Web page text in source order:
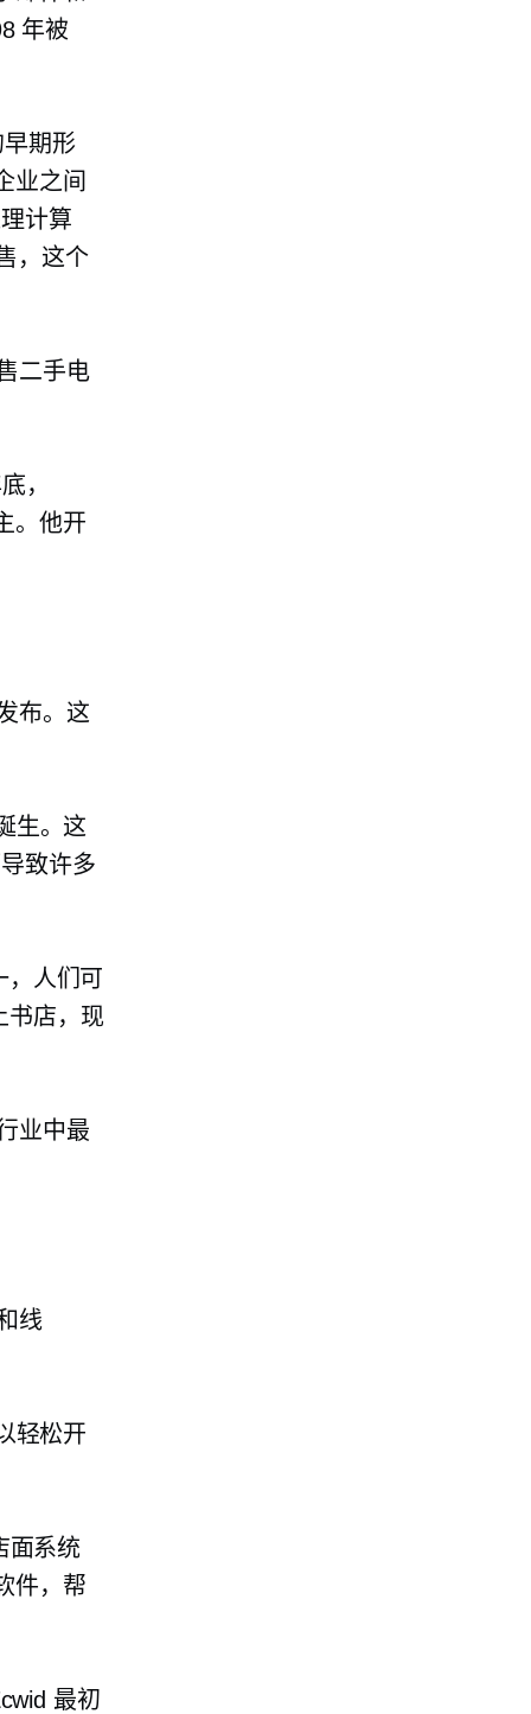
年被
期形
业之间
计算
，这个
二手电
，
。他开
布。这
生。这
致许多
人们可
书店，现
业中最
线
轻松开
面系统
件，帮
最初